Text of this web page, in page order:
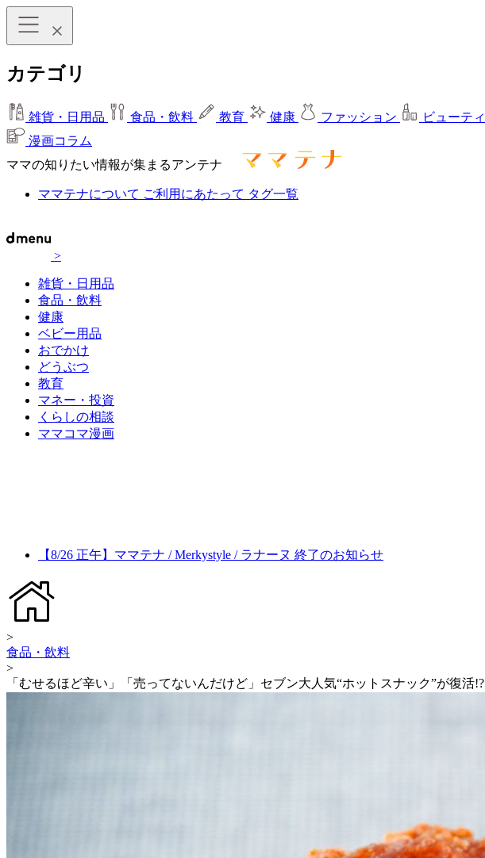
カテゴリ
雑貨・日用品 食品・飲料 教育 健康 ファッション ビューティ
漫画コラム
ママの知りたい情報が集まるアンテナ
ママテナについて ご利用にあたって タグ一覧
>
雑貨・日用品
食品・飲料
健康
ベビー用品
おでかけ
どうぶつ
教育
マネー・投資
くらしの相談
ママコマ漫画
【8/26 正午】ママテナ / Merkystyle / ラナーヌ 終了のお知らせ
>
食品・飲料
>
「むせるほど辛い」「売ってないんだけど」セブン大人気“ホットスナック”が復活!?